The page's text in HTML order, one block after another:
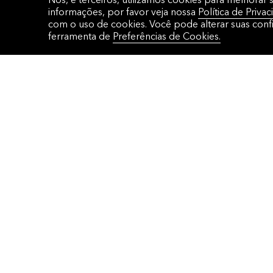
SUPORTE AO
informações, por favor veja nossa Política de
com o uso de cookies. Você pode alterar suas
ferramenta de Preferências de Cookies.